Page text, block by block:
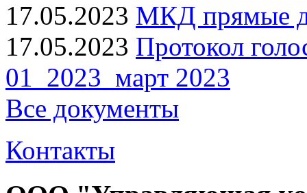
17.05.2023 МКД прямые
17.05.2023 Протокол
01_2023_март 2023
Все документы
Контакты